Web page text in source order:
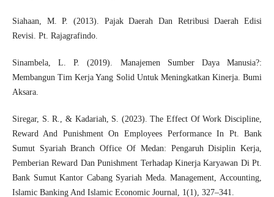
Siahaan, M. P. (2013). Pajak Daerah Dan Retribusi Daerah Edisi
Revisi. Pt. Rajagrafindo.
Sinambela, L. P. (2019). Manajemen Sumber Daya Manusia?:
Membangun Tim Kerja Yang Solid Untuk Meningkatkan Kinerja. Bumi
Aksara.
Siregar, S. R., & Kadariah, S. (2023). The Effect Of Work Discipline,
Reward And Punishment On Employees Performance In Pt. Bank
Sumut Syariah Branch Office Of Medan: Pengaruh Disiplin Kerja,
Pemberian Reward Dan Punishment Terhadap Kinerja Karyawan Di Pt.
Bank Sumut Kantor Cabang Syariah Meda. Management, Accounting,
Islamic Banking And Islamic Economic Journal, 1(1), 327–341.